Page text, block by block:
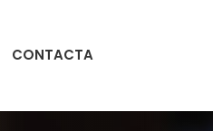
CONTACTA